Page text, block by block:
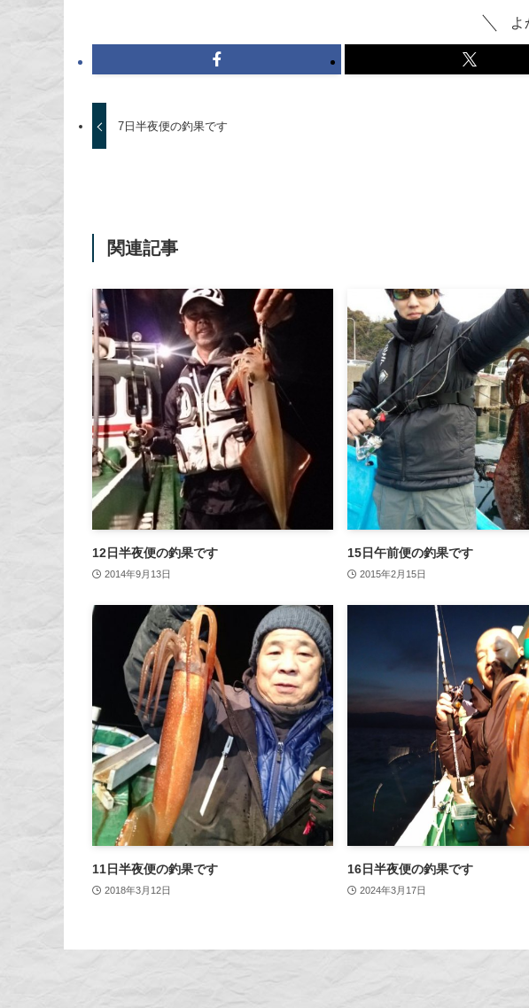
よ
7日半夜便の釣果です
関連記事
12日半夜便の釣果です
2014年9月13日
15日午前便の釣果です
2015年2月15日
11日半夜便の釣果です
2018年3月12日
16日半夜便の釣果です
2024年3月17日